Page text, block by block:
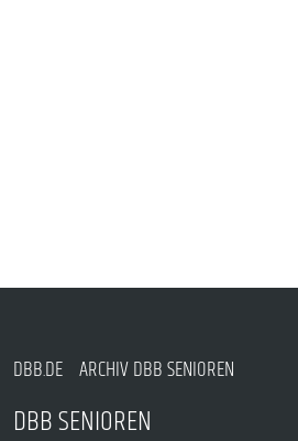
DBB.DE ARCHIV DBB SENIOREN
DBB SENIOREN